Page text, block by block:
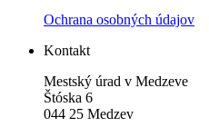
Ochrana osobných údajov
Kontakt
Mestský úrad v Medzeve
Štóska 6
044 25 Medzev